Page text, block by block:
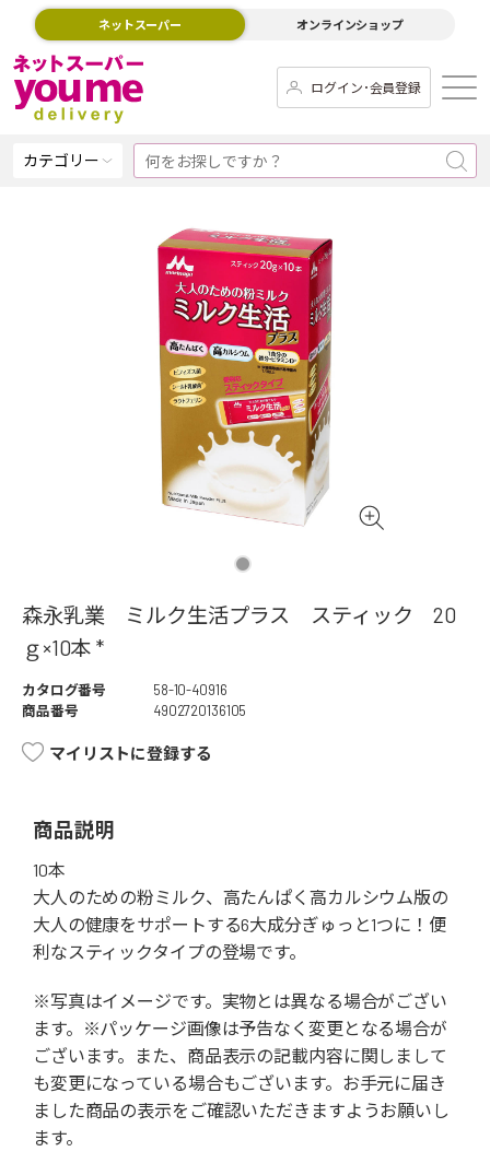
ネットスーパー オンラインショップ
ログイン･会員登録
カテゴリー
森永乳業 ミルク生活プラス スティック 20
ｇ×10本 *
カタログ番号
58-10-40916
商品番号
4902720136105
マイリストに登録する
商品説明
10本
大人のための粉ミルク、高たんぱく高カルシウム版の
大人の健康をサポートする6大成分ぎゅっと1つに！便
利なスティックタイプの登場です。
※写真はイメージです。実物とは異なる場合がござい
ます。※パッケージ画像は予告なく変更となる場合が
ございます。また、商品表示の記載内容に関しまして
も変更になっている場合もございます。お手元に届き
ました商品の表示をご確認いただきますようお願いし
ます。